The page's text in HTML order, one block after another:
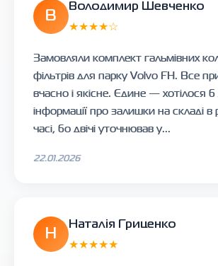
В
Володимир Шевченко
★★★★☆
Замовляли комплект гальмівних
фільтрів для парку Volvo FH. Все
вчасно і якісне. Єдине — хотілося б
інформації про залишки на складі
часі, бо двічі уточнював у...
22.01.2026
Н
Наталія Гриценко
★★★★★